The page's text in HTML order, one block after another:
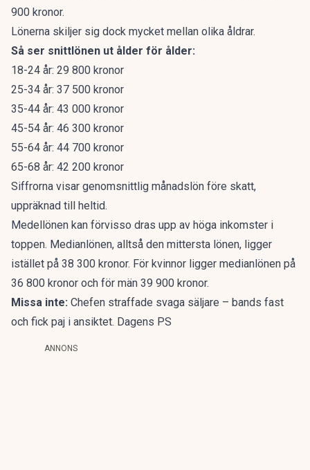
900 kronor.
Lönerna skiljer sig dock mycket mellan olika åldrar.
Så ser snittlönen ut ålder för ålder:
18-24 år: 29 800 kronor
25-34 år: 37 500 kronor
35-44 år: 43 000 kronor
45-54 år: 46 300 kronor
55-64 år: 44 700 kronor
65-68 år: 42 200 kronor
Siffrorna visar genomsnittlig månadslön före skatt,
uppräknad till heltid.
Medellönen kan förvisso dras upp av höga inkomster i
toppen. Medianlönen, alltså den mittersta lönen, ligger
istället på 38 300 kronor. För kvinnor ligger medianlönen på
36 800 kronor och för män 39 900 kronor.
Missa inte: Chefen straffade svaga säljare – bands fast
och fick paj i ansiktet. Dagens PS
ANNONS